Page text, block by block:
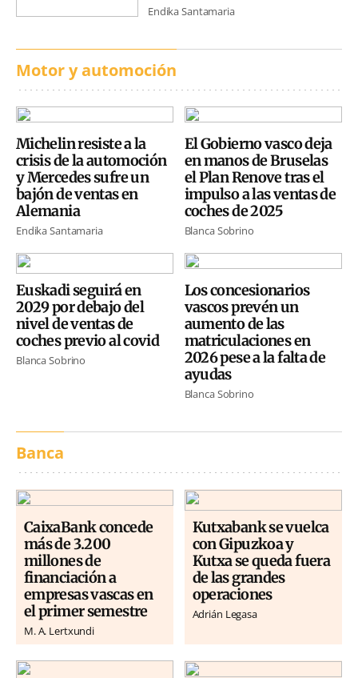
Endika Santamaria
Motor y automoción
Michelin resiste a la
crisis de la automoción
y Mercedes sufre un
bajón de ventas en
Alemania
Endika Santamaria
El Gobierno vasco deja
en manos de Bruselas
el Plan Renove tras el
impulso a las ventas de
coches de 2025
Blanca Sobrino
Euskadi seguirá en
2029 por debajo del
nivel de ventas de
coches previo al covid
Blanca Sobrino
Los concesionarios
vascos prevén un
aumento de las
matriculaciones en
2026 pese a la falta de
ayudas
Blanca Sobrino
Banca
CaixaBank concede
más de 3.200
millones de
financiación a
empresas vascas en
el primer semestre
M. A. Lertxundi
Kutxabank se vuelca
con Gipuzkoa y
Kutxa se queda fuera
de las grandes
operaciones
Adrián Legasa